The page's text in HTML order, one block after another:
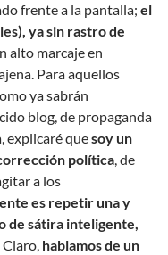
frente a la pantalla; el
ya sin rastro de
alto marcaje en
Para aquellos
ya sabrán
blog, de propaganda
explicaré quesoy un
política, de
a los
es repetir una y
de sátira inteligente,
Claro, hablamos de un